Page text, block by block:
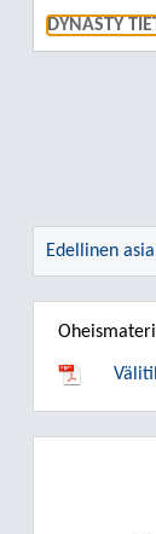
DYNASTY
Edellinen asia